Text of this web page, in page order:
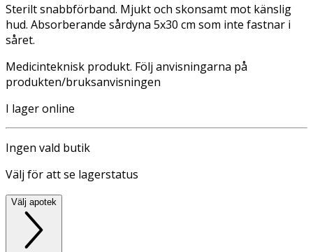
Sterilt snabbförband. Mjukt och skonsamt mot känslig
hud. Absorberande sårdyna 5x30 cm som inte fastnar i
såret.
Medicinteknisk produkt. Följ anvisningarna på
produkten/bruksanvisningen
I lager online
Ingen vald butik
Välj för att se lagerstatus
Välj apotek